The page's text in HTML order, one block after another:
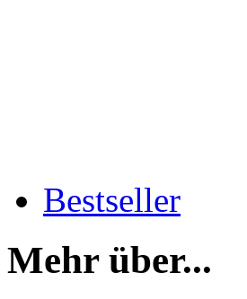
Bestseller
Mehr über...